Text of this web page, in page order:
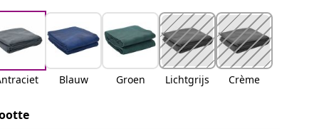
Blauw Groen Lichtgrijs Crème